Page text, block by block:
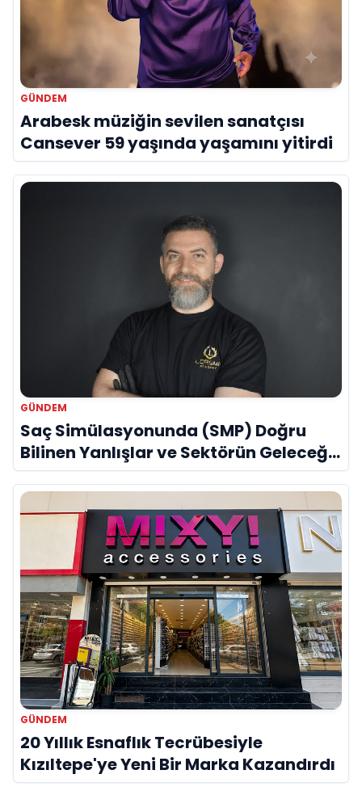
GÜNDEM
Arabesk müziğin sevilen sanatçısı
Cansever 59 yaşında yaşamını yitirdi
GÜNDEM
Saç Simülasyonunda (SMP) Doğru
Bilinen Yanlışlar ve Sektörün Geleceği:
Onur Akdeniz ile Özel Röportaj
GÜNDEM
20 Yıllık Esnaflık Tecrübesiyle
Kızıltepe'ye Yeni Bir Marka Kazandırdı